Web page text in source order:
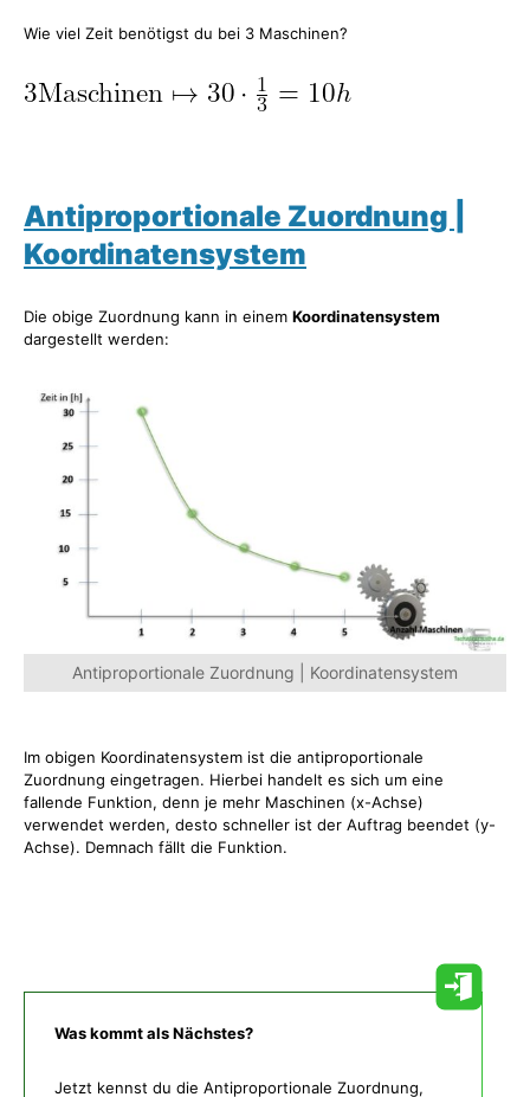
Wie viel Zeit benötigst du bei 3 Maschinen?
Antiproportionale Zuordnung |
Koordinatensystem
Die obige Zuordnung kann in einem Koordinatensystem
dargestellt werden:
Antiproportionale Zuordnung | Koordinatensystem
Im obigen Koordinatensystem ist die antiproportionale
Zuordnung eingetragen. Hierbei handelt es sich um eine
fallende Funktion, denn je mehr Maschinen (x-Achse)
verwendet werden, desto schneller ist der Auftrag beendet (y-
Achse). Demnach fällt die Funktion.
Was kommt als Nächstes?
Jetzt kennst du die Antiproportionale Zuordnung,